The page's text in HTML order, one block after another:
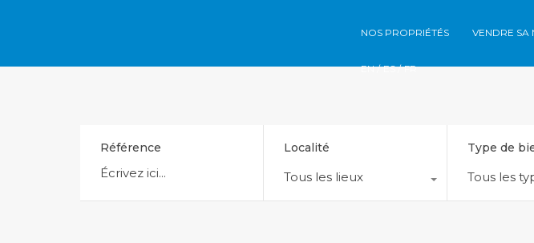
Nos
NOS PROPRIÉTÉS VENDRE SA
EN / ES / FR
Référence Localité
Tous les lieux
Type de
Tous les